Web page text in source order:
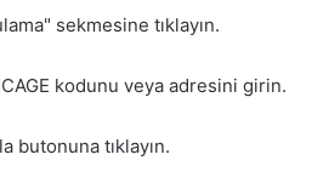
sekmesine tıklayın.
kodunu veya adresini girin.
butonuna tıklayın.